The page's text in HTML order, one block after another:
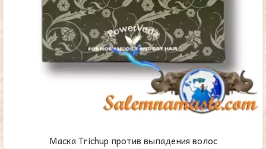
Маска Trichup против выпадения волос